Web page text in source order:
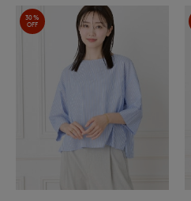
30%
OFF